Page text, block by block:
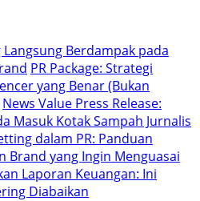
Berdampak pada
PR Package: Strategi
yang Benar (Bukan
News Value Press Release:
Masuk Kotak Sampah Jurnalis
dalam PR: Panduan
Brand yang Ingin Menguasai
Laporan Keuangan: Ini
Diabaikan